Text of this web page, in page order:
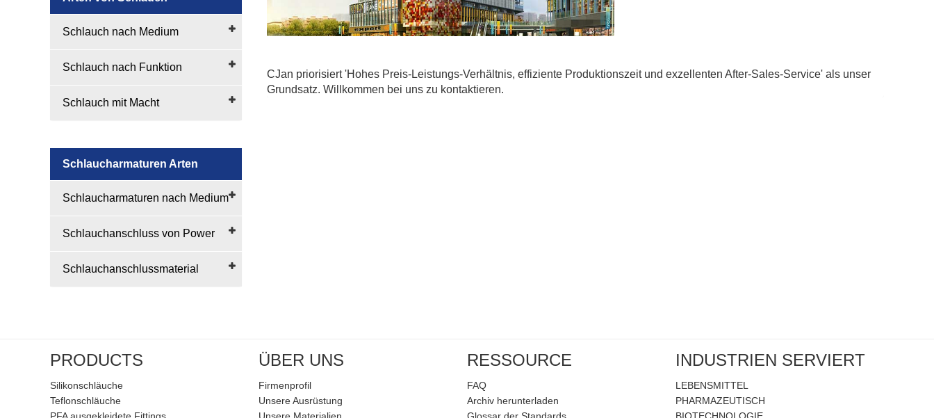
Schlauch nach Medium
Schlauch nach Funktion
Schlauch mit Macht
Schlaucharmaturen Arten
Schlaucharmaturen nach Medium
Schlauchanschluss von Power
Schlauchanschlussmaterial
CJan priorisiert 'Hohes Preis-Leistungs-Verhältnis, effiziente Produktionszeit und exzellenten After-Sales-Service' als unser
Grundsatz. Willkommen bei uns zu kontaktieren.
PRODUCTS
Silikonschläuche
Teflonschläuche
ÜBER UNS
Firmenprofil
Unsere Ausrüstung
RESSOURCE
FAQ
Archiv herunterladen
INDUSTRIEN SERVIERT
LEBENSMITTEL
PHARMAZEUTISCH